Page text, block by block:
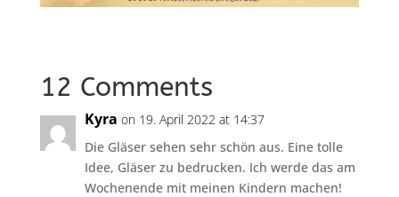
12 Comments
Kyra on 19. April 2022 at 14:37
Die Gläser sehen sehr schön aus. Eine tolle
Idee, Gläser zu bedrucken. Ich werde das am
Wochenende mit meinen Kindern machen!